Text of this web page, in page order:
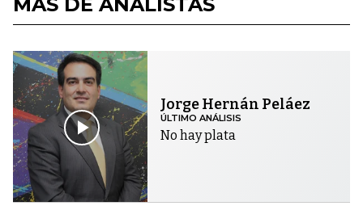
Jorge Hernán Peláez
ÚLTIMO ANÁLISIS
No hay plata